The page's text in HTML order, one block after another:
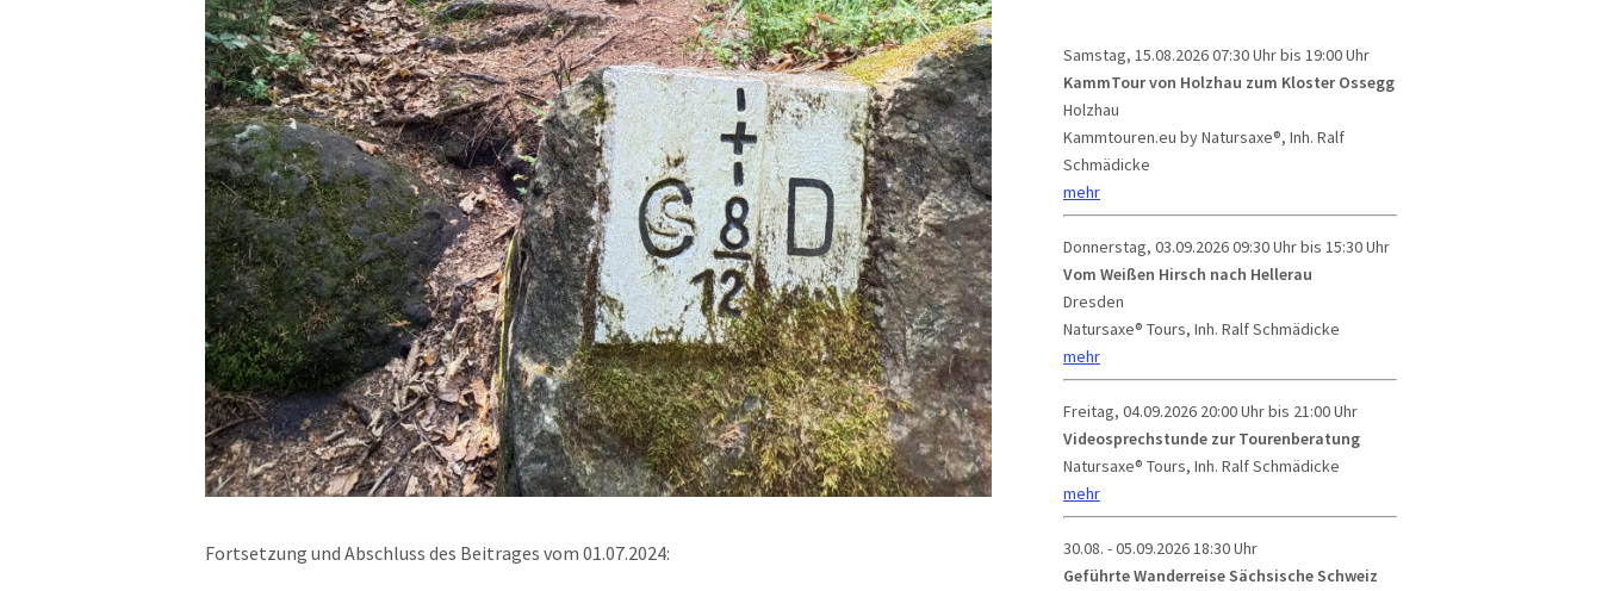
Fortsetzung und Abschluss des Beitrages vom 01.07.2024:
Samstag, 15.08.202607:30 Uhr bis 19:00 Uhr
KammTour von Holzhau zum Kloster Ossegg
Holzhau
Kammtouren.eu by Natursaxe®, Inh. Ralf
Schmädicke
mehr
Donnerstag, 03.09.202609:30 Uhr bis 15:30 Uhr
Vom Weißen Hirsch nach Hellerau
Dresden
Natursaxe® Tours, Inh. Ralf Schmädicke
mehr
Freitag, 04.09.2026 20:00 Uhr bis 21:00 Uhr
Videosprechstunde zur Tourenberatung
Natursaxe® Tours, Inh. Ralf Schmädicke
mehr
30.08. - 05.09.202618:30 Uhr
Geführte Wanderreise Sächsische Schweiz